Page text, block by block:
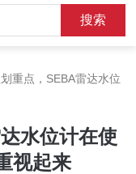
重点，SEBA雷达水位
水位计在使
视起来